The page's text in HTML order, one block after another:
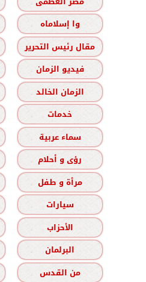
وا إسلاماه
مقال رئيس التحرير
فيديو الزمان
الزمان الخالد
خدمات
سماء عربية
رؤى و أحلام
مرأة و طفل
سيارات
الأحزاب
البرلمان
من القدس